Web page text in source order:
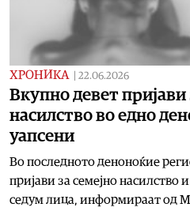
ХРОНИКА 22.06.2026
Вкупно девет пријави
насилство во едно
уапсени
Во последното деноноќие
пријави за семејно насилство
седум лица, информираат од